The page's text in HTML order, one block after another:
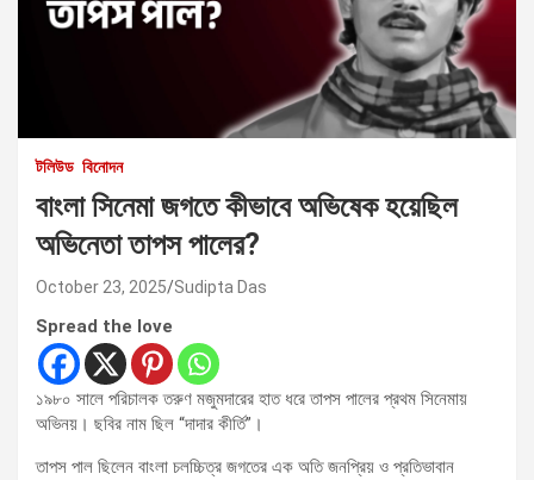
টলিউড বিনোদন
বাংলা সিনেমা জগতে কীভাবে অভিষেক হয়েছিল
অভিনেতা তাপস পালের?
October 23, 2025 Sudipta Das
Spread the love
১৯৮০ সালে পরিচালক তরুণ মজুমদারের হাত ধরে তাপস পালের প্রথম সিনেমায়
অভিনয়। ছবির নাম ছিল “দাদার কীর্তি”।
তাপস পাল ছিলেন বাংলা চলচ্চিত্র জগতের এক অতি জনপ্রিয় ও প্রতিভাবান